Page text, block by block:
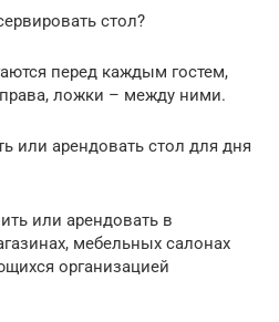
стол?
перед каждым гостем,
ложки – между ними.
или арендовать стол для дня
или арендовать в
мебельных салонах
организацией